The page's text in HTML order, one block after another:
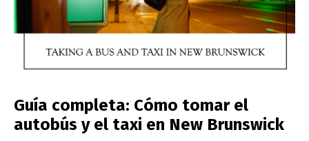
Guía completa: Cómo tomar el
autobús y el taxi en New Brunswick